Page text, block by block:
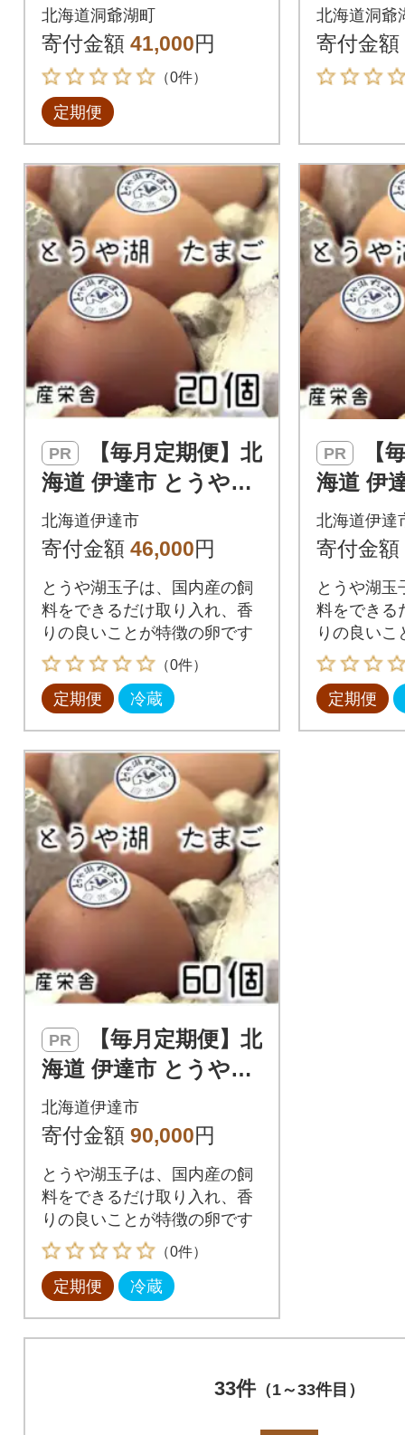
アロニアジュース[50
0ml 各1本]全3回
北海道洞爺湖町
寄付金額 41,000円
（0件）
定期便
北海道洞爺
寄付金額
PR
海道 伊達市 とうや湖
玉子 20個入り全6回
北海道伊達市
寄付金額 46,000円
とうや湖玉子は、国内産の飼
料をできるだけ取り入れ、香
りの良いことが特徴の卵です
（0件）
定期便 冷蔵
PR
海道 伊
玉子 80
北海道伊達
寄付金額
とうや湖玉
料をできる
りの良いこ
定期便
PR
海道 伊達市 とうや湖
玉子 60個入り全6回
北海道伊達市
寄付金額 90,000円
とうや湖玉子は、国内産の飼
料をできるだけ取り入れ、香
りの良いことが特徴の卵です
（0件）
定期便 冷蔵
33件（1～33件目）